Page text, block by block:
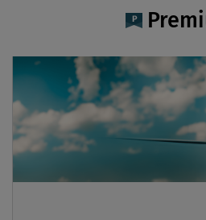
Umsetzung von
in der Implementierung von
Anforderungen.